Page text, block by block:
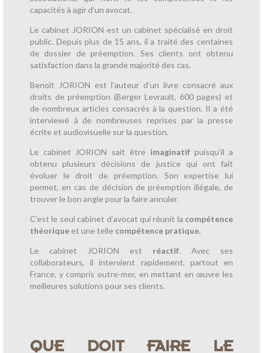
capacités à agir d’un avocat.
Le cabinet JORION est un cabinet spécialisé en droit
public. Depuis plus de 15 ans, il a traité des centaines
de dossier de préemption. Ses clients ont obtenu
satisfaction dans la grande majorité des cas.
Benoît JORION est l’auteur d’un livre consacré aux
droits de préemption (Berger Levrault, 600 pages) et
de nombreux articles consacrés à la question. Il a été
interviewé à de nombreuses reprises par la presse
écrite et audiovisuelle sur la question.
Le cabinet JORION sait être imaginatifpuisqu’il a
obtenu plusieurs décisions de justice qui ont fait
évoluer le droit de préemption. Son expertise lui
permet, en cas de décision de préemption illégale, de
trouver le bon angle pour la faire annuler.
C’est le seul cabinet d’avocat qui réunit la compétence
théorique et une telle compétence pratique.
Le cabinet JORION est réactif. Avec ses
collaborateurs, il intervient rapidement, partout en
France, y compris outre-mer, en mettant en œuvre les
meilleures solutions pour ses clients.
QUE DOIT FAIRE LE